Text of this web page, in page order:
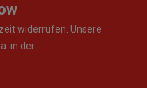
widerrufen. Unsere
in der